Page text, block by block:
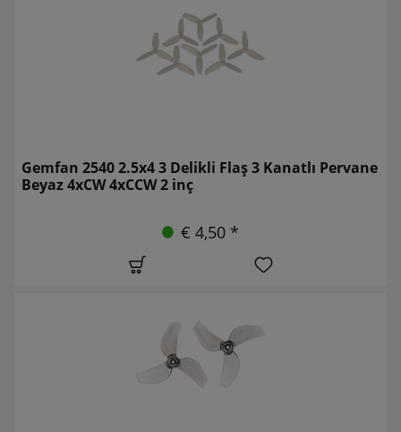
Gemfan 2540 2.5x4 3 Delikli Flaş 3 Kanatlı Pervane
Beyaz 4xCW 4xCCW 2 inç
€ 4,50 *